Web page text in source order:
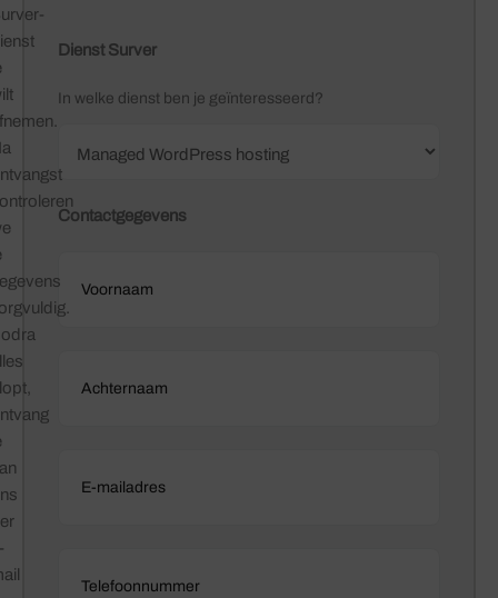
Dienst Surver
In welke dienst ben je geïnteresseerd?
Contactgegevens